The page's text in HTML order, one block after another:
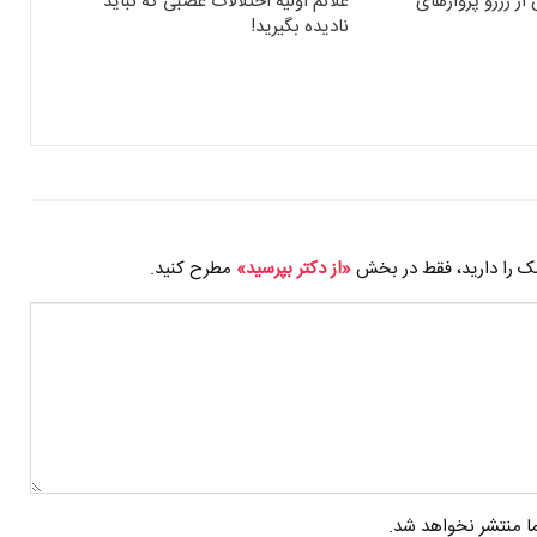
نادیده بگیرید!
را دارید، فقط در بخش«از دکتر بپرسید» مطرح کنید.
منتشر نخواهد شد.